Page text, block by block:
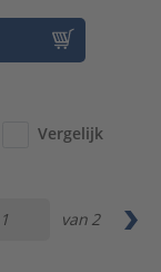
Vergelijk
van 2